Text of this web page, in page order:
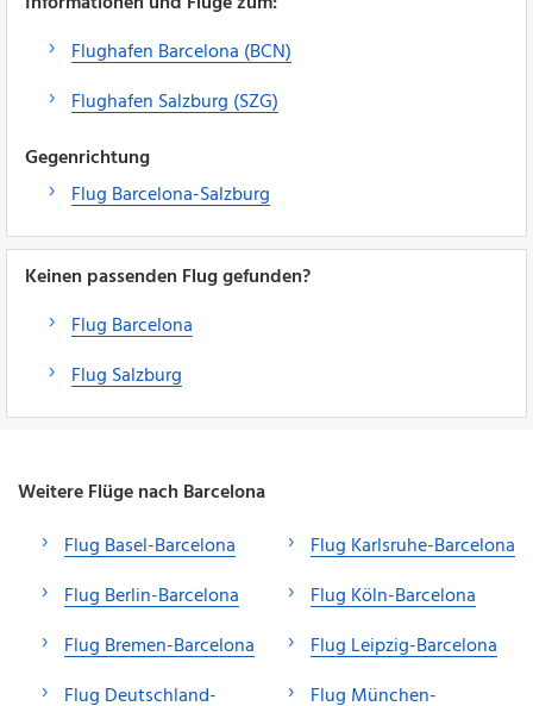
Flughafen Barcelona (BCN)
Flughafen Salzburg (SZG)
Gegenrichtung
Flug Barcelona-Salzburg
Keinen passenden Flug gefunden?
Flug Barcelona
Flug Salzburg
Weitere Flüge nach Barcelona
Flug Basel-Barcelona
Flug Berlin-Barcelona
Flug Bremen-Barcelona
Flug Deutschland-
Flug Karlsruhe-Barcelona
Flug Köln-Barcelona
Flug Leipzig-Barcelona
Flug München-